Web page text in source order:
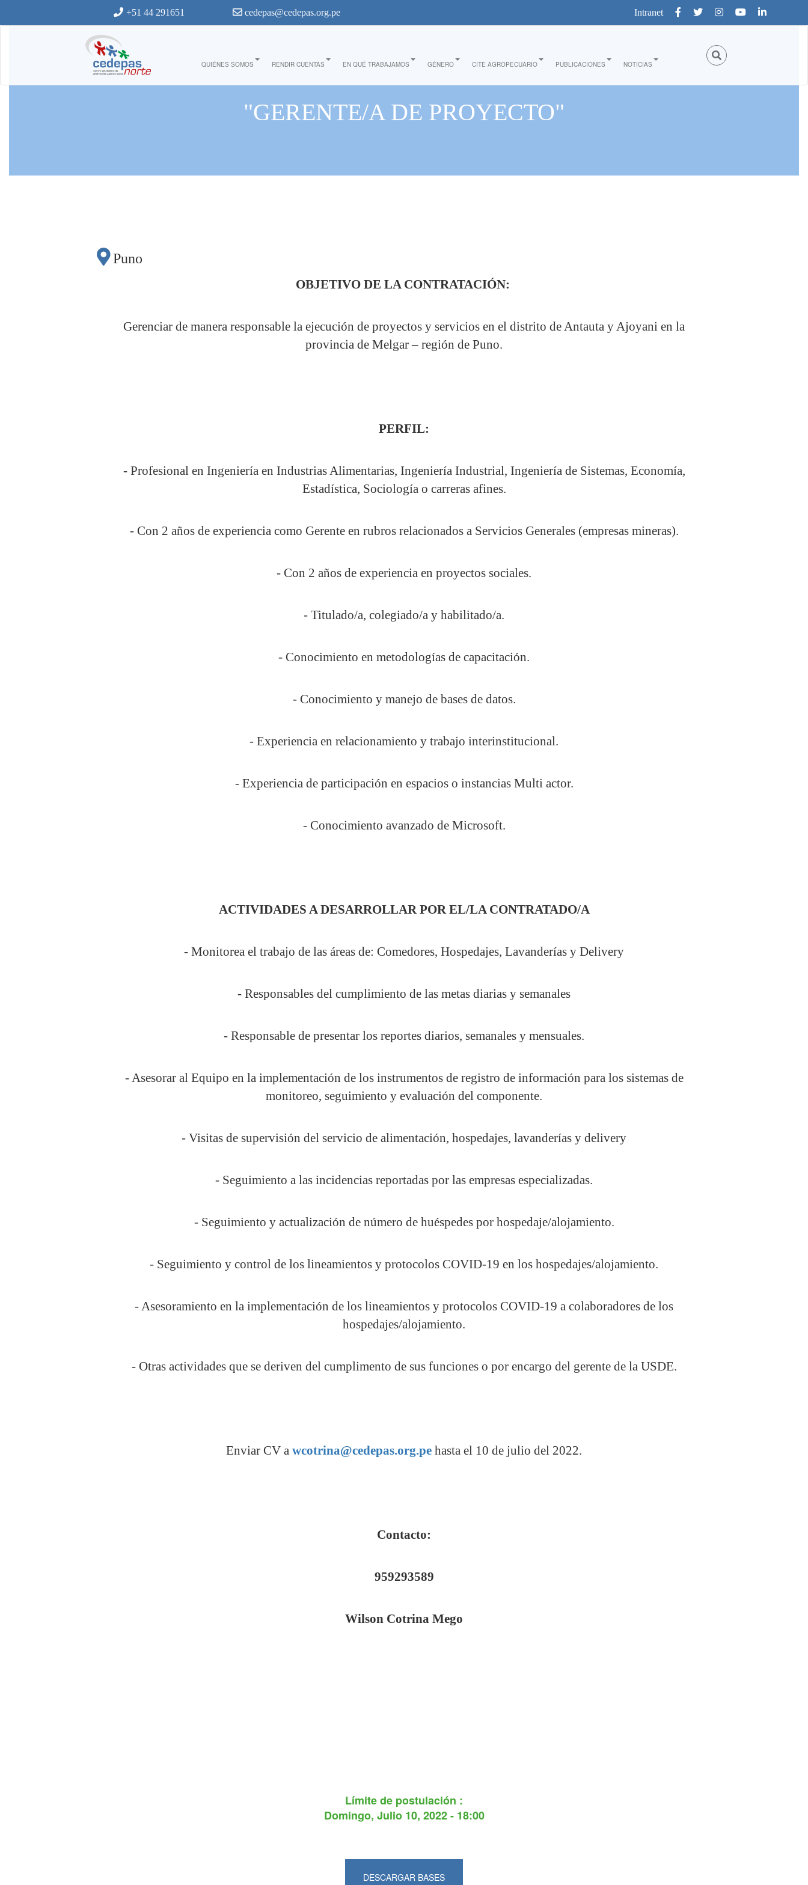
+51 44 291651 cedepas@cedepas.org.pe Intranet
QUIÉNES SOMOS RENDIR CUENTAS EN QUÉ TRABAJAMOS GÉNERO CITE AGROPECUARIO PUBLICACIONES NOTICIAS
"GERENTE/A DE PROYECTO"
Puno
OBJETIVO DE LA CONTRATACIÓN:
Gerenciar de manera responsable la ejecución de proyectos y servicios en el distrito de Antauta y Ajoyani en la
provincia de Melgar – región de Puno.
PERFIL:
- Profesional en Ingeniería en Industrias Alimentarias, Ingeniería Industrial, Ingeniería de Sistemas, Economía,
Estadística, Sociología o carreras afines.
- Con 2 años de experiencia como Gerente en rubros relacionados a Servicios Generales (empresas mineras).
- Con 2 años de experiencia en proyectos sociales.
- Titulado/a, colegiado/a y habilitado/a.
- Conocimiento en metodologías de capacitación.
- Conocimiento y manejo de bases de datos.
- Experiencia en relacionamiento y trabajo interinstitucional.
- Experiencia de participación en espacios o instancias Multi actor.
- Conocimiento avanzado de Microsoft.
ACTIVIDADES A DESARROLLAR POR EL/LA CONTRATADO/A
- Monitorea el trabajo de las áreas de: Comedores, Hospedajes, Lavanderías y Delivery
- Responsables del cumplimiento de las metas diarias y semanales
- Responsable de presentar los reportes diarios, semanales y mensuales.
- Asesorar al Equipo en la implementación de los instrumentos de registro de información para los sistemas de
monitoreo, seguimiento y evaluación del componente.
- Visitas de supervisión del servicio de alimentación, hospedajes, lavanderías y delivery
- Seguimiento a las incidencias reportadas por las empresas especializadas.
- Seguimiento y actualización de número de huéspedes por hospedaje/alojamiento.
- Seguimiento y control de los lineamientos y protocolos COVID-19 en los hospedajes/alojamiento.
- Asesoramiento en la implementación de los lineamientos y protocolos COVID-19 a colaboradores de los
hospedajes/alojamiento.
- Otras actividades que se deriven del cumplimento de sus funciones o por encargo del gerente de la USDE.
Enviar CV a wcotrina@cedepas.org.pe hasta el 10 de julio del 2022.
Contacto:
959293589
Wilson Cotrina Mego
Límite de postulación :
Domingo, Julio 10, 2022 - 18:00
DESCARGAR BASES